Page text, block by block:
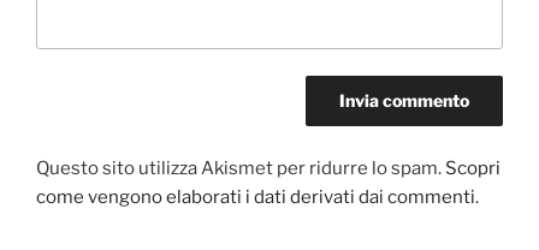
Questo sito utilizza Akismet per ridurre lo spam. Scopri
come vengono elaborati i dati derivati dai commenti.